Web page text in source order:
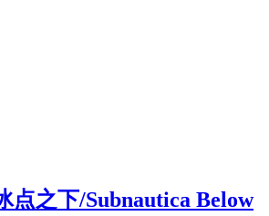
点之下/Subnautica Below